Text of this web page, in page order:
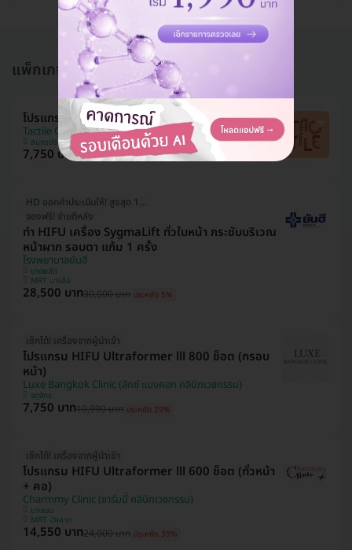
แพ็กเกจอื่นใน โปรแกรมทำ HIFU
โปรแกรม HIFU M 300 ช็อต (หน้า)
Tactile Clinic (ทัคทาย คลินิกเวชกรรม)
สมุทรปราการ
7,750 บาท9,990 บาท ประหยัด 22%
HD ออกค่าประเมินให้! สูงสุด 1000 บ.
จองฟรี! จ่ายทีหลัง
ทำ HIFU เครื่อง SygmaLift ทั่วใบหน้า กระชับบริเวณ
หน้าผาก รอบตา แก้ม 1 ครั้ง
โรงพยาบาลยันฮี
บางพลัด
MRT บางอ้อ
28,500 บาท30,000 บาท ประหยัด 5%
เช็กได้! เครื่องจากผู้นำเข้า
โปรแกรม HIFU Ultraformer lll 800 ช็อต (กรอบ
หน้า)
Luxe Bangkok Clinic (ลักซ์ แบงคอก คลินิกเวชกรรม)
จตุจักร
7,750 บาท10,990 บาท ประหยัด 29%
เช็กได้! เครื่องจากผู้นำเข้า
โปรแกรม HIFU Ultraformer lll 600 ช็อต (ทั่วหน้า
+ คอ)
Charmmy Clinic (ชาร์มมี่ คลินิกเวชกรรม)
บางเขน
MRT มัยลาภ
14,550 บาท24,000 บาท ประหยัด 39%